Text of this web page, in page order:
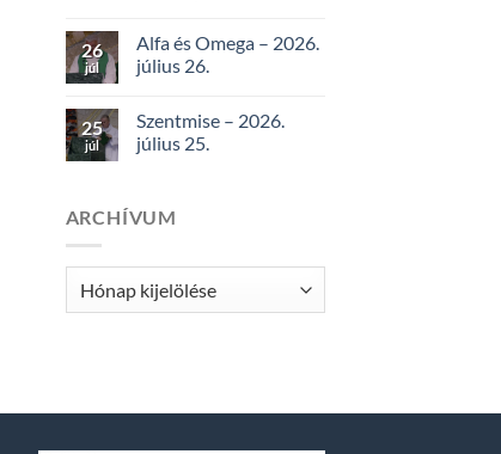
26
júl
Alfa és Omega – 2026.
július 26.
25
júl
Szentmise – 2026.
július 25.
ARCHÍVUM
Archívum